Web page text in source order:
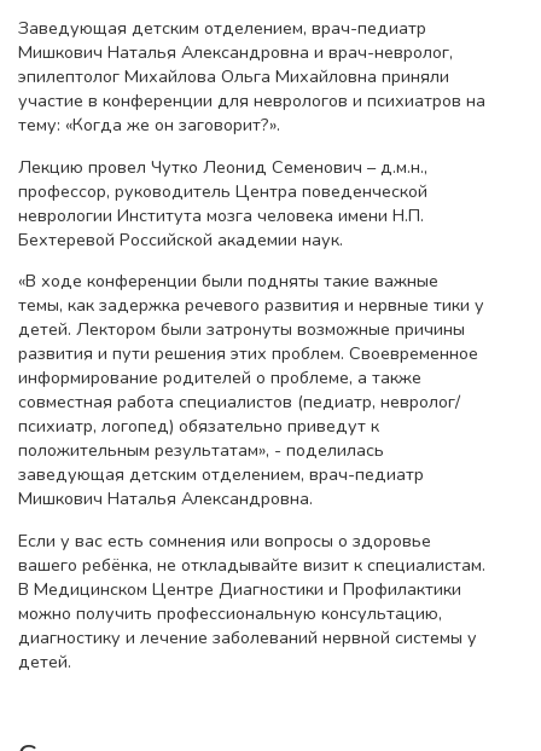
Заведующая детским отделением, врач-педиатр
Мишкович Наталья Александровна и врач-невролог,
эпилептолог Михайлова Ольга Михайловна приняли
участие в конференции для неврологов и психиатров на
тему: «Когда же он заговорит?».
Лекцию провел Чутко Леонид Семенович – д.м.н.,
профессор, руководитель Центра поведенческой
неврологии Института мозга человека имени Н.П.
Бехтеревой Российской академии наук.
«В ходе конференции были подняты такие важные
темы, как задержка речевого развития и нервные тики у
детей. Лектором были затронуты возможные причины
развития и пути решения этих проблем. Своевременное
информирование родителей о проблеме, а также
совместная работа специалистов (педиатр, невролог/
психиатр, логопед) обязательно приведут к
положительным результатам», - поделилась
заведующая детским отделением, врач-педиатр
Мишкович Наталья Александровна.
Если у вас есть сомнения или вопросы о здоровье
вашего ребёнка, не откладывайте визит к специалистам.
В Медицинском Центре Диагностики и Профилактики
можно получить профессиональную консультацию,
диагностику и лечение заболеваний нервной системы у
детей.